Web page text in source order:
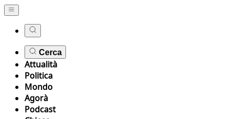
Cerca
Attualità
Politica
Mondo
Agorà
Podcast